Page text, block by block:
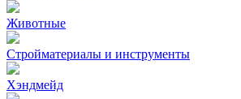
Животные
Стройматериалы и инструменты
Хэндмейд